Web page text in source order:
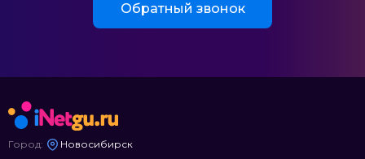
Обратный звонок
Город: Новосибирск